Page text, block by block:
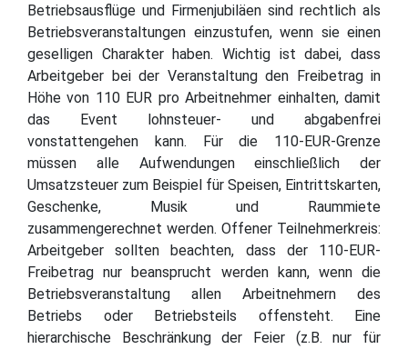
Betriebsausflüge und Firmenjubiläen sind rechtlich als
Betriebsveranstaltungen einzustufen, wenn sie einen
geselligen Charakter haben. Wichtig ist dabei, dass
Arbeitgeber bei der Veranstaltung den Freibetrag in
Höhe von 110 EUR pro Arbeitnehmer einhalten, damit
das Event lohnsteuer- und abgabenfrei
vonstattengehen kann. Für die 110-EUR-Grenze
müssen alle Aufwendungen einschließlich der
Umsatzsteuer zum Beispiel für Speisen, Eintrittskarten,
Geschenke, Musik und Raummiete
zusammengerechnet werden. Offener Teilnehmerkreis:
Arbeitgeber sollten beachten, dass der 110-EUR-
Freibetrag nur beansprucht werden kann, wenn die
Betriebsveranstaltung allen Arbeitnehmern des
Betriebs oder Betriebsteils offensteht. Eine
hierarchische Beschränkung der Feier (z.B. nur für